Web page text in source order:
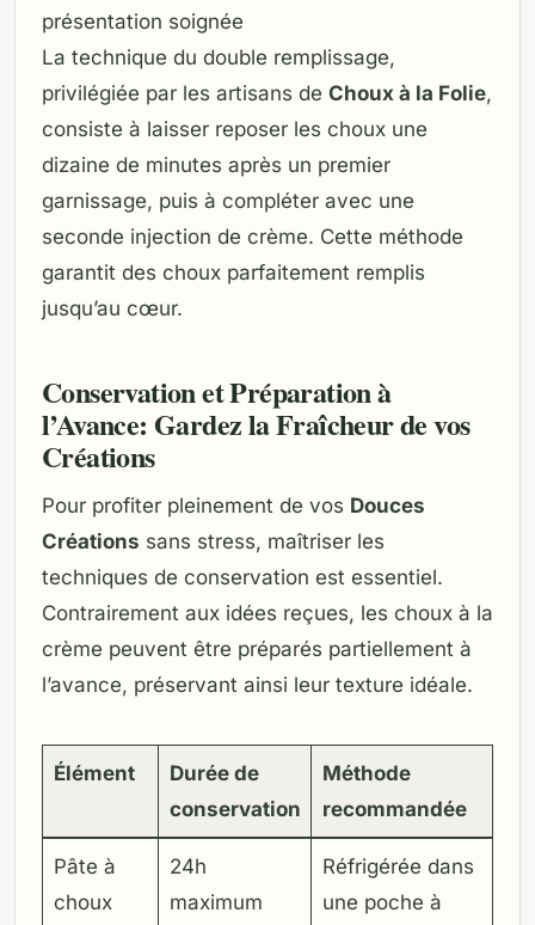
présentation soignée
La technique du double remplissage,
privilégiée par les artisans de Choux à la Folie,
consiste à laisser reposer les choux une
dizaine de minutes après un premier
garnissage, puis à compléter avec une
seconde injection de crème. Cette méthode
garantit des choux parfaitement remplis
jusqu’au cœur.
Conservation et Préparation à
l’Avance: Gardez la Fraîcheur de vos
Créations
Pour profiter pleinement de vos Douces
Créations sans stress, maîtriser les
techniques de conservation est essentiel.
Contrairement aux idées reçues, les choux à la
crème peuvent être préparés partiellement à
l’avance, préservant ainsi leur texture idéale.
Élément
Durée de
conservation
Méthode
recommandée
Pâte à
choux
24h
maximum
Réfrigérée dans
une poche à